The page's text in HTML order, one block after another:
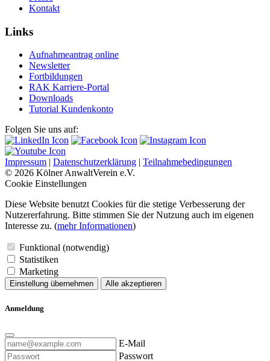
Kontakt
Links
Aufnahmeantrag online
Newsletter
Fortbildungen
RAK Karriere-Portal
Downloads
Tutorial Kundenkonto
Folgen Sie uns auf:
Impressum | Datenschutzerklärung | Teilnahmebedingungen
© 2026 Kölner AnwaltVerein e.V.
Cookie Einstellungen
Diese Website benutzt Cookies für die stetige Verbesserung der
Nutzererfahrung. Bitte stimmen Sie der Nutzung auch im eigenen
Interesse zu. (mehr Informationen)
Funktional (notwendig)
Statistiken
Marketing
Einstellung übernehmen Alle akzeptieren
Anmeldung
E-Mail
Passwort